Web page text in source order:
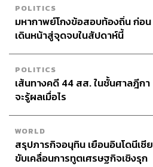
POLITICS
มหากาพย์โกงข้อสอบท้องถิ่น ก่อน
เดินหน้าสู่จุดจบในสัปดาห์นี้
POLITICS
เส้นทางคดี 44 สส. ในชั้นศาลฎีกา
จะรู้ผลเมื่อไร
WORLD
สรุปภารกิจอนุทิน เยือนอินโดนีเซีย
ขับเคลื่อนการทูตเศรษฐกิจเชิงรุก